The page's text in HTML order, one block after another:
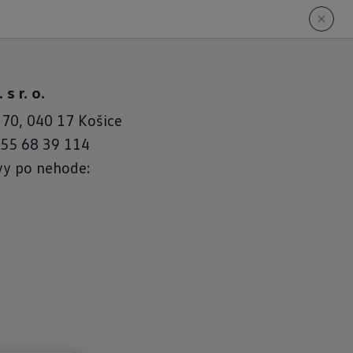
s r. o.
040 17 Košice
68 39 114
po nehode: